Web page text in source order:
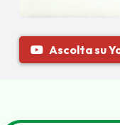
Ascolta su